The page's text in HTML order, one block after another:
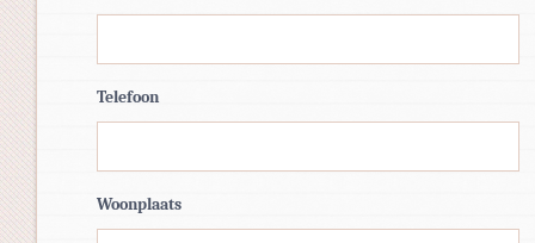
Telefoon
Woonplaats